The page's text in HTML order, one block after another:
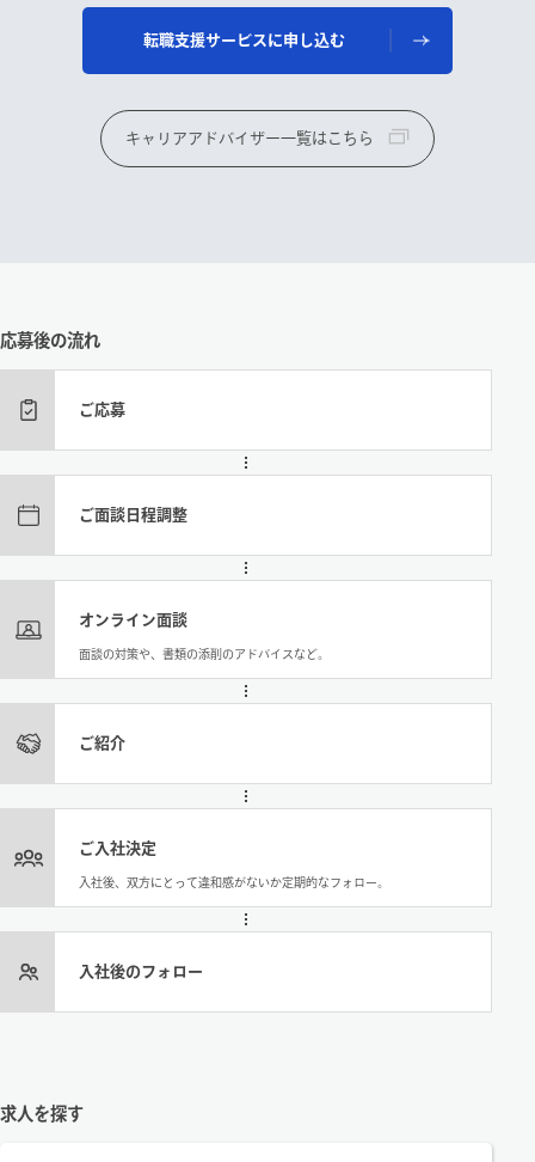
転職支援サービスに申し込む
キャリアアドバイザー一覧はこちら
応募後の流れ
ご応募
ご面談日程調整
オンライン面談
面談の対策や、書類の添削のアドバイスなど。
ご紹介
ご入社決定
入社後、双方にとって違和感がないか定期的なフォロー。
入社後のフォロー
求人を探す